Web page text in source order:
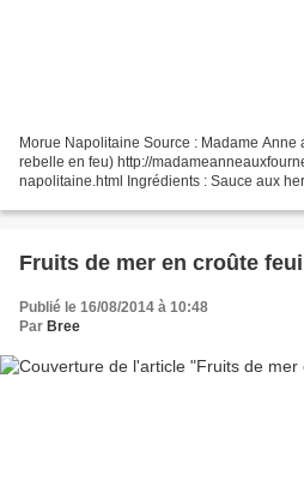
Morue Napolitaine Source : Madame
rebelle en feu) http://
napolitaine.html Ingrédients : Sauce aux
Fruits de mer en croûte
Publié le 16/08/2014 à 10:48
Par Bree